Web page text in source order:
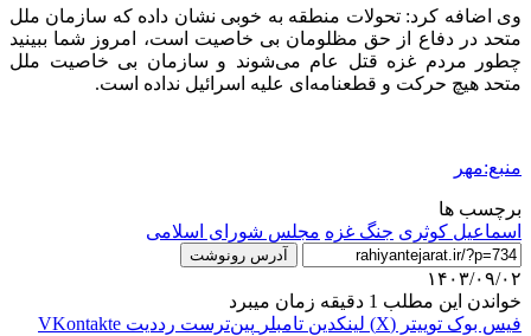
وی اضافه کرد: تحولات منطقه به خوبی نشان داده که سازمان ملل
متحد در دفاع از حق مظلومان بی خاصیت است، امروز شما ببینید
چطور مردم غزه قتل عام می‌شوند و سازمان بی خاصیت ملل
متحد هیچ حرکت و قطعنامه‌ای علیه اسرائیل نداده است.
منبع:مهر
برچسب ها
اسماعیل کوثری جنگ غزه مجلس شورای اسلامی
آدرس رونوشت
۱۴۰۳/۰۹/۰۲
خواندن این مطلب 1 دقیقه زمان میبرد
فیس بوک توییتر (X) لینکدین ‫تامبلر ‫پین‌ترست ‫رددیت ‫VKontakte